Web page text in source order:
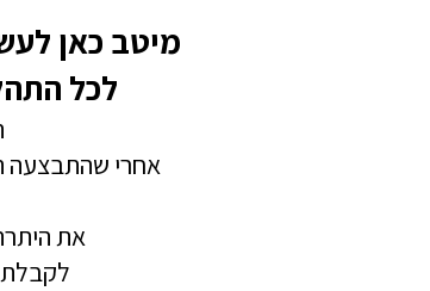
מיטב כאן
לכל
אחרי שהתבצעה
את
​לקבלת